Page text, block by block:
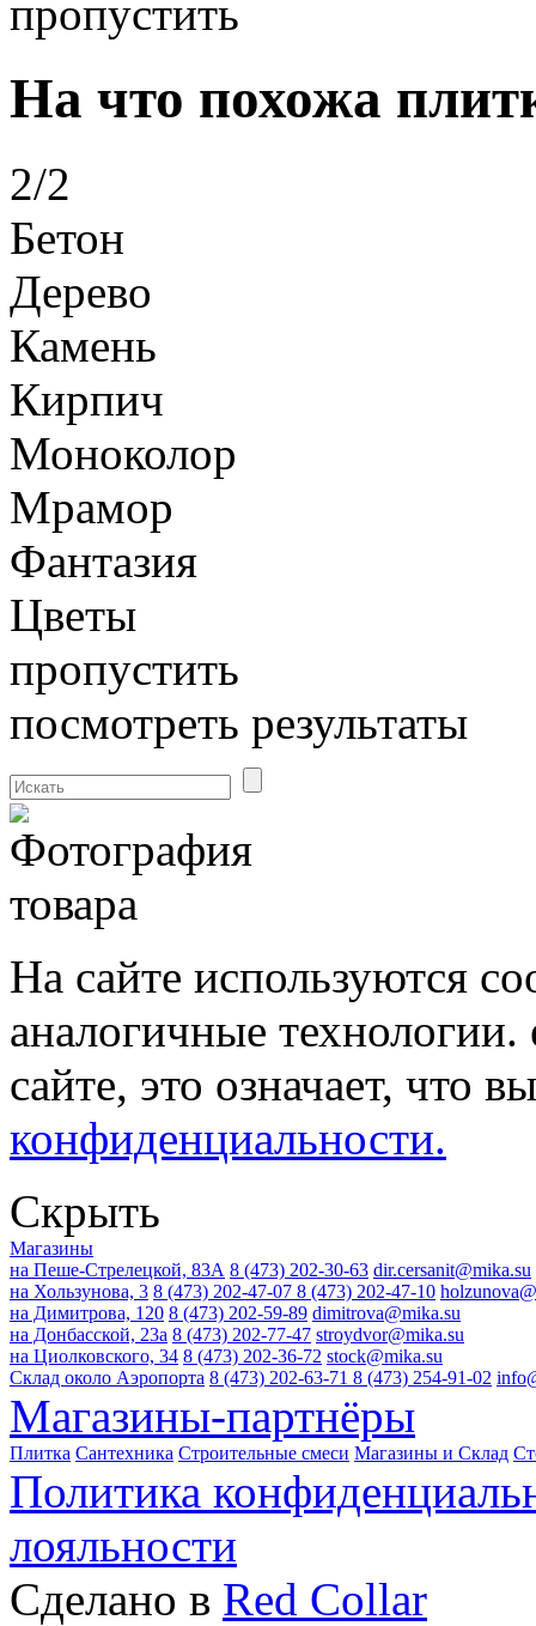
пропустить
На что похожа
2/2
Бетон
Дерево
Камень
Кирпич
Моноколор
Мрамор
Фантазия
Цветы
пропустить
посмотреть результаты
На сайте используются
аналогичные
сайте, это означает, что
конфиденциальности.
Скрыть
Магазины
на Пеше-Стрелецкой, 83А 8 (473) 202-30-63 dir.cersanit@mika.su
на Хользунова, 3 8 (473) 202-47-07 8 (473) 202-47-10
на Димитрова, 120 8 (473) 202-59-89 dimitrova@mika.su
на Донбасской, 23а 8 (473) 202-77-47 stroydvor@mika.su
на Циолковского, 34 8 (473) 202-36-72 stock@mika.su
Склад около Аэропорта 8 (473) 202-63-71 8 (473) 254-91-02
Магазины-партнёры
Плитка Сантехника Строительные смеси Магазины и Склад
Политика
лояльности
Сделано в Red Collar